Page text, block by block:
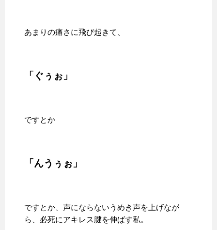
あまりの痛さに飛び起きて、
「ぐぅぉ」
ですとか
「んうぅぉ」
ですとか、声にならないうめき声を上げなが
ら、必死にアキレス腱を伸ばす私。